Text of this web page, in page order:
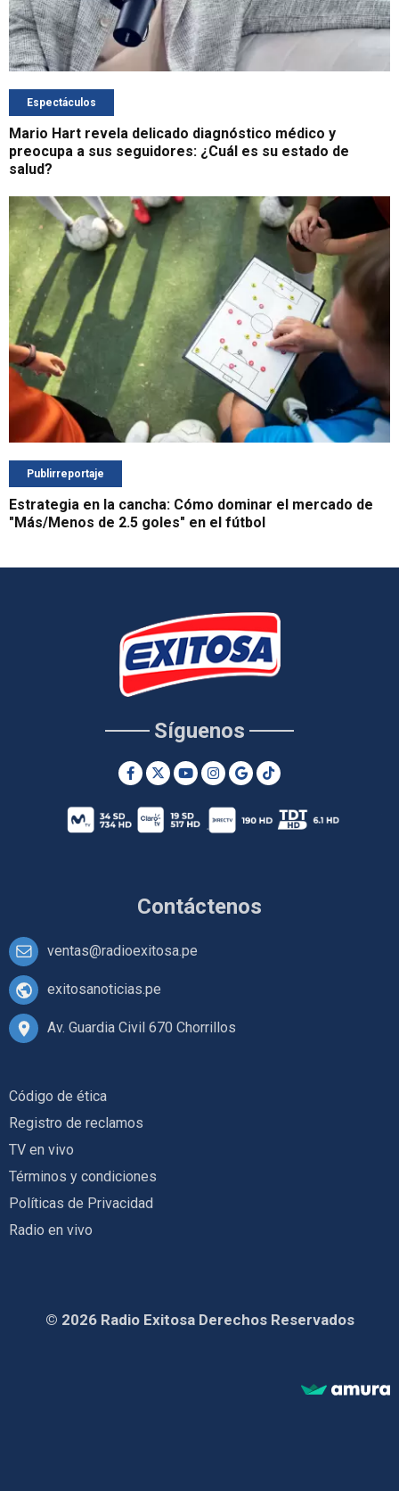
Espectáculos
Mario Hart revela delicado diagnóstico médico y
preocupa a sus seguidores: ¿Cuál es su estado de
salud?
Publirreportaje
Estrategia en la cancha: Cómo dominar el mercado de
"Más/Menos de 2.5 goles" en el fútbol
Contáctenos
ventas@radioexitosa.pe
exitosanoticias.pe
Av. Guardia Civil 670 Chorrillos
Síguenos
Código de ética
Registro de reclamos
TV en vivo
Términos y condiciones
Políticas de Privacidad
Radio en vivo
© 2026 Radio Exitosa Derechos Reservados